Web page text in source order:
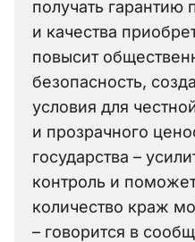
получать гарантию
и качества
повысит
безопасность,
условия для
и прозрачного
государства –
контроль и
количество краж
– говорится в